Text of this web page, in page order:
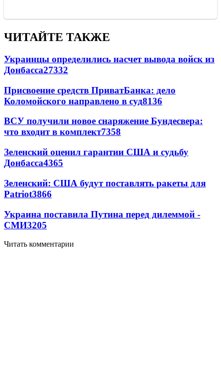
ЧИТАЙТЕ ТАКЖЕ
Украинцы определились насчет вывода войск из
Донбасса27332
Присвоение средств ПриватБанка: дело
Коломойского направлено в суд8136
ВСУ получили новое снаряжение Бундесвера:
что входит в комплект7358
Зеленский оценил гарантии США и судьбу
Донбасса4365
Зеленский: США будут поставлять ракеты для
Patriot3866
Украина поставила Путина перед дилеммой -
СМИ3205
Читать комментарии